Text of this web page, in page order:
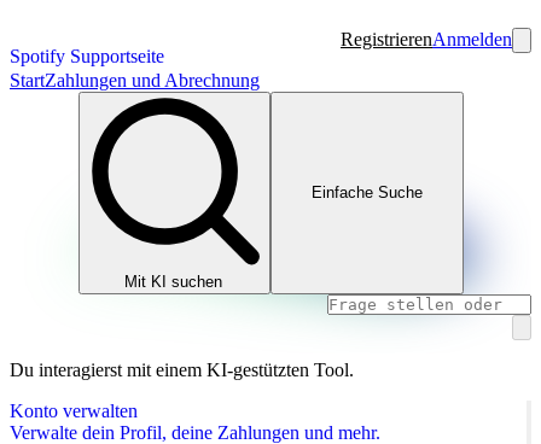
Spotify Supportseite
RegistrierenAnmelden
StartZahlungen und Abrechnung
Mit KI suchen
Einfache Suche
Du interagierst mit einem KI-gestützten Tool.
Konto verwalten
Verwalte dein Profil, deine Zahlungen und mehr.